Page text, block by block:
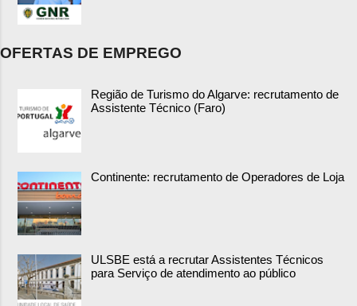
OFERTAS DE EMPREGO
Região de Turismo do Algarve: recrutamento de
Assistente Técnico (Faro)
Continente: recrutamento de Operadores de Loja
ULSBE está a recrutar Assistentes Técnicos
para Serviço de atendimento ao público